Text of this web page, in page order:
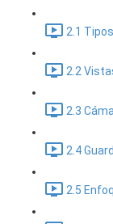
2.1
2.2
2.3
2.4
2.5